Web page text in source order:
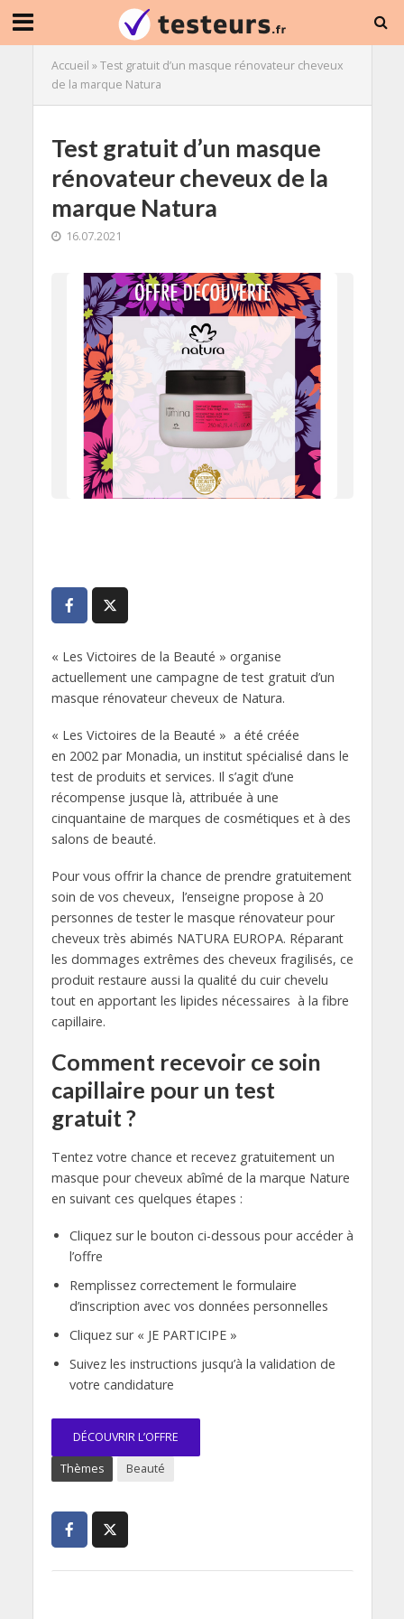
Accueil »Test gratuit d’un masque rénovateur cheveux
de la marque Natura
Test gratuit d’un masque
rénovateur cheveux de la
marque Natura
16.07.2021
« Les Victoires de la Beauté » organise
actuellement une campagne de test gratuit d’un
masque rénovateur cheveux de Natura.
« Les Victoires de la Beauté » a été créée
en 2002 par Monadia, un institut spécialisé dans le
test de produits et services. Il s’agit d’une
récompense jusque là, attribuée à une
cinquantaine de marques de cosmétiques et à des
salons de beauté.
Pour vous offrir la chance de prendre gratuitement
soin de vos cheveux, l’enseigne propose à 20
personnes de tester le masque rénovateur pour
cheveux très abimés NATURA EUROPA. Réparant
les dommages extrêmes des cheveux fragilisés, ce
produit restaure aussi la qualité du cuir chevelu
tout en apportant les lipides nécessaires à la fibre
capillaire.
Comment recevoir ce soin
capillaire pour un test
gratuit ?
Tentez votre chance et recevez gratuitement un
masque pour cheveux abîmé de la marque Nature
en suivant ces quelques étapes :
Cliquez sur le bouton ci-dessous pour accéder à
l’offre
Remplissez correctement le formulaire
d’inscription avec vos données personnelles
Cliquez sur « JE PARTICIPE »
Suivez les instructions jusqu’à la validation de
votre candidature
DÉCOUVRIR L’OFFRE
Thèmes Beauté